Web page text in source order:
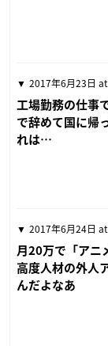
2017年6月23日
工場勤務の仕事
で辞めて国に帰
れは…
2017年6月24日
月20万で「アニ
高度人材の外人
んだよなあ